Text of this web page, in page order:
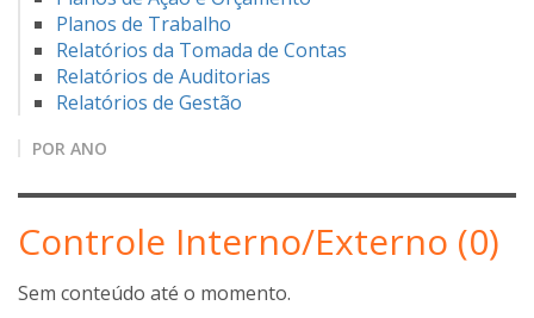
Planos de Trabalho
Relatórios da Tomada de Contas
Relatórios de Auditorias
Relatórios de Gestão
POR ANO
Controle Interno/Externo (0)
Sem conteúdo até o momento.